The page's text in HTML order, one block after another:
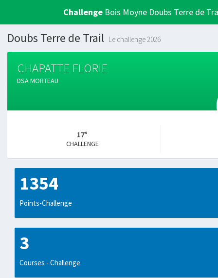
Challenge Bois Moyne Doubs Terre de
Doubs Terre de Trail Le challenge 2026
CHAPATTE FLORIE
DSA MORTEAU
17°
CHALLENGE
1354
Points-Challenge
3
Courses - Challenge